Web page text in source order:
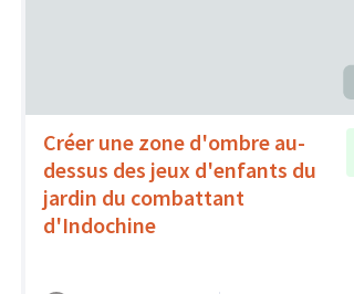
Créer une zone d'ombre au-
dessus des jeux d'enfants du
jardin du combattant
d'Indochine